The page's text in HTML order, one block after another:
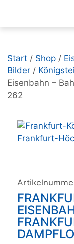
Start / Shop /
Bilder /
Eisenbahn –
262